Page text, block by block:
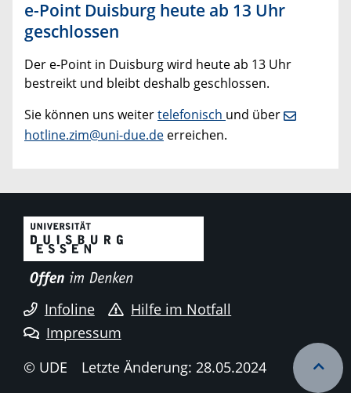
e-Point Duisburg heute ab 13 Uhr
geschlossen
Der e-Point in Duisburg wird heute ab 13 Uhr
bestreikt und bleibt deshalb geschlossen.
Sie können uns weitertelefonisch und über
hotline.zim@uni-due.de erreichen.
Infoline
Hilfe im Notfall
Impressum
© UDE
Letzte Änderung: 28.05.2024